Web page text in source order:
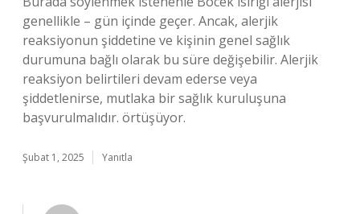
genellikle – gün içinde geçer. Ancak, alerjik
reaksiyonun şiddetine ve kişinin genel sağlık
durumuna bağlı olarak bu süre değişebilir. Alerjik
reaksiyon belirtileri devam ederse veya
şiddetlenirse, mutlaka bir sağlık kuruluşuna
başvurulmalıdır. örtüşüyor.
Şubat 1, 2025 Yanıtla